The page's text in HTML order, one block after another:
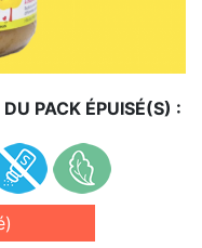
PACK ÉPUISÉ(S) :